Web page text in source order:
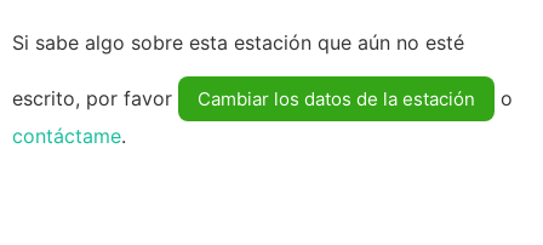
Si sabe algo sobre esta estación que aún no esté
escrito, por favor Cambiar los datos de la estación
o
contáctame.